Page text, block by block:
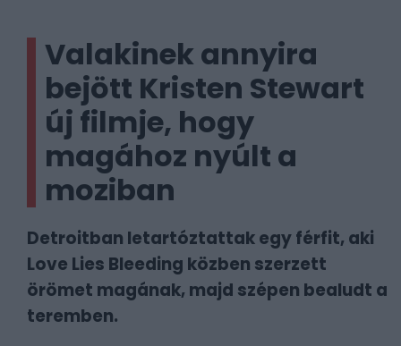
Valakinek annyira
bejött Kristen Stewart
új filmje, hogy
magához nyúlt a
moziban
Detroitban letartóztattak egy férfit, aki
Love Lies Bleeding közben szerzett
örömet magának, majd szépen bealudt a
teremben.